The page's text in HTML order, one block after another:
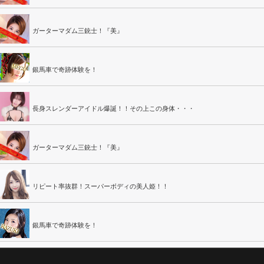
ガーターマダム三銃士！『美』
銀馬車で奇跡体験を！
長身スレンダーアイドル爆誕！！その上この身体・・・
ガーターマダム三銃士！『美』
リピート率抜群！スーパーボディの美人姫！！
銀馬車で奇跡体験を！